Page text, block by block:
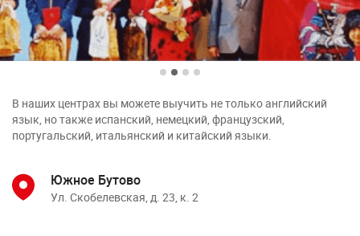
В наших центрах вы можете выучить не только английский
язык, но также испанский, немецкий, французский,
португальский, итальянский и китайский языки.
Южное Бутово
Ул. Скобелевская, д. 23, к. 2